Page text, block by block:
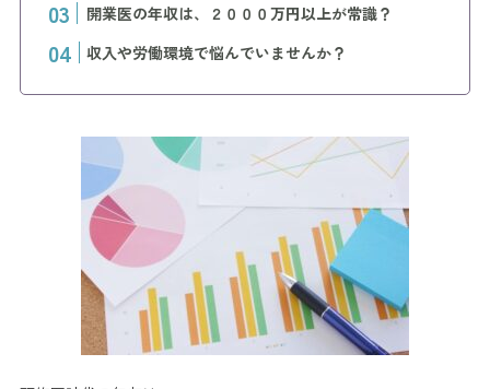
開業医の年収は、２０００万円以上が常識？
収入や労働環境で悩んでいませんか？